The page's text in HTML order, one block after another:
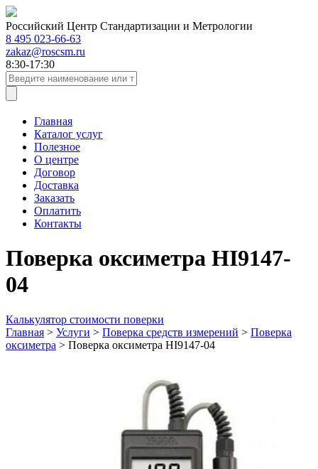
Российский Центр Стандартизации и Метрологии
8 495 023-66-63
zakaz@roscsm.ru
8:30-17:30
Главная
Каталог услуг
Полезное
О центре
Договор
Доставка
Заказать
Оплатить
Контакты
Поверка оксиметра HI9147-
04
Калькулятор стоимости поверки
Главная > Услуги > Поверка средств измерений > Поверка
оксиметра > Поверка оксиметра HI9147-04